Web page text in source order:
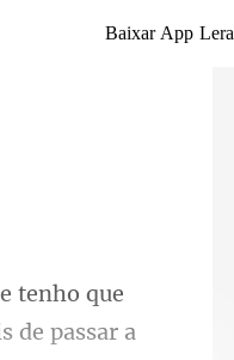
Baixar App Lera
tenho que